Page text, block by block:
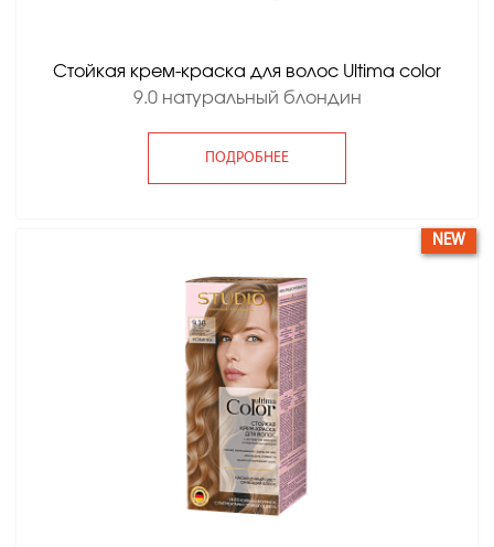
Стойкая крем-краска для волос Ultima color
9.0 натуральный блондин
ПОДРОБНЕЕ
NEW